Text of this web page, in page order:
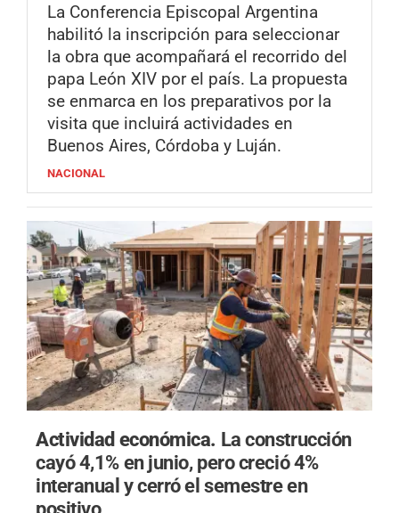
La Conferencia Episcopal Argentina
habilitó la inscripción para seleccionar
la obra que acompañará el recorrido del
papa León XIV por el país. La propuesta
se enmarca en los preparativos por la
visita que incluirá actividades en
Buenos Aires, Córdoba y Luján.
NACIONAL
Actividad económica. La construcción
cayó 4,1% en junio, pero creció 4%
interanual y cerró el semestre en